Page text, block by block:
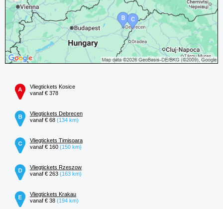
Vliegtickets Kosice
vanaf € 378
Vliegtickets Debrecen
vanaf € 68 (134 km)
Vliegtickets Timisoara
vanaf € 160 (150 km)
Vliegtickets Rzeszow
vanaf € 263 (163 km)
Vliegtickets Krakau
vanaf € 38 (194 km)